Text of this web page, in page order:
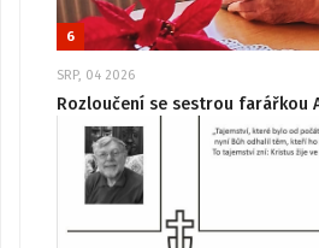
6
SRP, 04 2026
Rozloučení se sestrou farářkou